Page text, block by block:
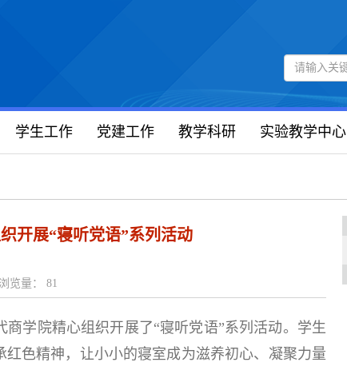
学生工作 党建工作 教学科研 实验教学中心
开展“寝听党语”系列活动
览量： 81
学院精心组织开展了“寝听党语”系列活动。学生
色精神，让小小的寝室成为滋养初心、凝聚力量